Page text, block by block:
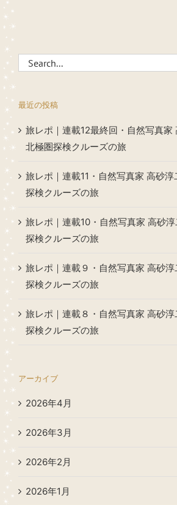
Search
for:
最近の投稿
旅レポ｜連載12最終回・自然写真家
北極圏探検クルーズの旅
旅レポ｜連載11・自然写真家 高砂
探検クルーズの旅
旅レポ｜連載10・自然写真家 高砂
探検クルーズの旅
旅レポ｜連載９・自然写真家 高砂
探検クルーズの旅
旅レポ｜連載８・自然写真家 高砂
探検クルーズの旅
アーカイブ
2026年4月
2026年3月
2026年2月
2026年1月